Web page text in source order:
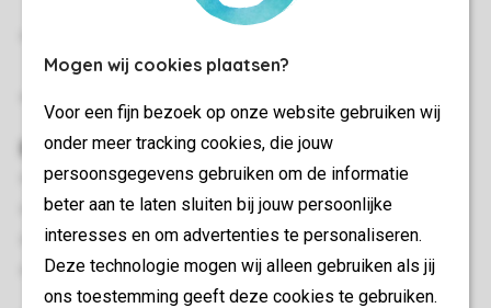
Mogen wij cookies plaatsen?
Voor een fijn bezoek op onze website gebruiken wij
onder meer tracking cookies, die jouw
persoonsgegevens gebruiken om de informatie
beter aan te laten sluiten bij jouw persoonlijke
interesses en om advertenties te personaliseren.
Deze technologie mogen wij alleen gebruiken als jij
ons toestemming geeft deze cookies te gebruiken.
verdieping
Buiten
Terras
Deels verstelbaar terrasmeubilair
Parasol
Parkeren op de centrale parkeerplaats